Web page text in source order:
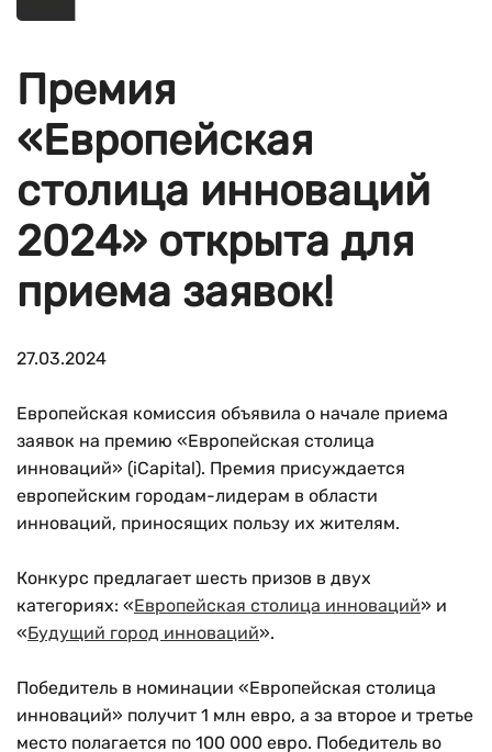
Премия
«Европейская
столица инноваций
2024» открыта для
приема заявок!
27.03.2024
Европейская комиссия объявила о начале приема
заявок на премию «Европейская столица
инноваций» (iCapital). Премия присуждается
европейским городам-лидерам в области
инноваций, приносящих пользу их жителям.
Конкурс предлагает шесть призов в двух
категориях: «Европейская столица инноваций» и
«Будущий город инноваций».
Победитель в номинации «Европейская столица
инноваций» получит 1 млн евро, а за второе и третье
место полагается по 100 000 евро. Победитель во